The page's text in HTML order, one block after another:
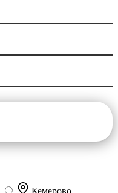
Кемерово